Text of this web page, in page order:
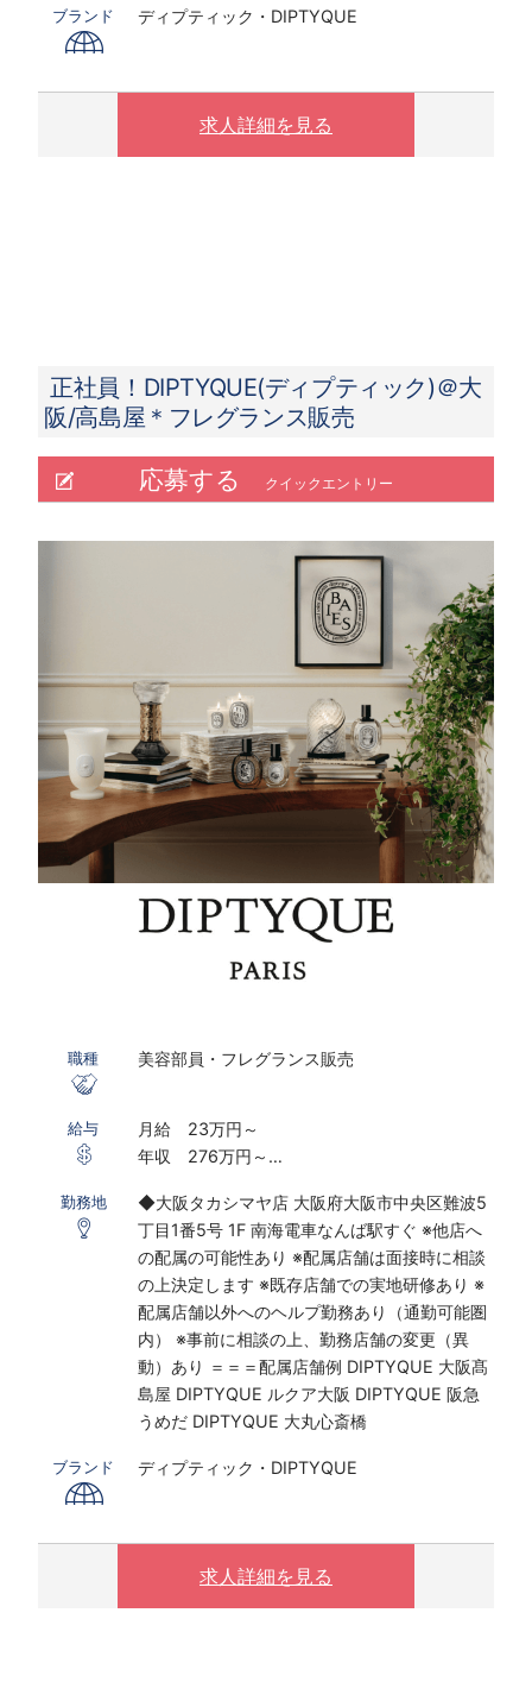
ブランド ディプティック・DIPTYQUE
求人詳細を見る
正社員！DIPTYQUE(ディプティック)＠大
阪/高島屋＊フレグランス販売
応募する クイックエントリー
職種 美容部員・フレグランス販売
給与
月給 23万円～
年収 276万円～
雇用形態：正社員
※試用期間6ヶ月（その間の給与・待遇に差異は
ありません）
勤務地
◆大阪タカシマヤ店 大阪府大阪市中央区難波5
丁目1番5号 1F 南海電車なんば駅すぐ ※他店へ
の配属の可能性あり ※配属店舗は面接時に相談
の上決定します ※既存店舗での実地研修あり ※
配属店舗以外へのヘルプ勤務あり（通勤可能圏
内） ※事前に相談の上、勤務店舗の変更（異
動）あり ＝＝＝配属店舗例 DIPTYQUE 大阪髙
島屋 DIPTYQUE ルクア大阪 DIPTYQUE 阪急
うめだ DIPTYQUE 大丸心斎橋
ブランド ディプティック・DIPTYQUE
求人詳細を見る